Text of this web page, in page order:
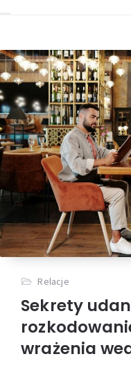
Relacje
Sekrety
wrażenia